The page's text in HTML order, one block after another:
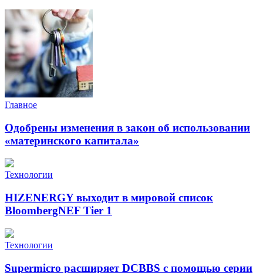
Главное
Одобрены изменения в закон об использовании
«материнского капитала»
Технологии
HIZENERGY выходит в мировой список
BloombergNEF Tier 1
Технологии
Supermicro расширяет DCBBS с помощью серии